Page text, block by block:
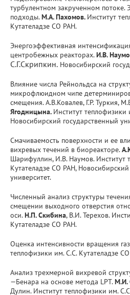
турбулентном закрученном потоке.
подходы.М.А.Пахомов. Институт
Кутателадзе СО РАН.
Энергоэффективная
центробежных реакторах.И.В.
С.Г.Скрипкин. Новосибирский
Влияние числа Рейнольдса на
микрофлюидном чипе
смещения. А.В.Ковалев, Г.Р. Туркия,
Ягодницына. Институт
Новосибирский государственный
Смачиваемость поверхности и ее
вихревых течений в биореакторе.
Шарифуллин, И.В. Наумов. Институт
Кутателадзе СО РАН,
университет.
Численный анализ структуры
смещении выходного отверстия
оси.Н.П. Скибина, В.И. Терехов.
Кутателадзе СО РАН.
Оценка интенсивности вращения
теплофизики им. С.С. Кутателадзе
Анализ трехмерной вихревой
—Бенара на основе метода LPT.М.И.
Дулин. Институт теплофизики им.